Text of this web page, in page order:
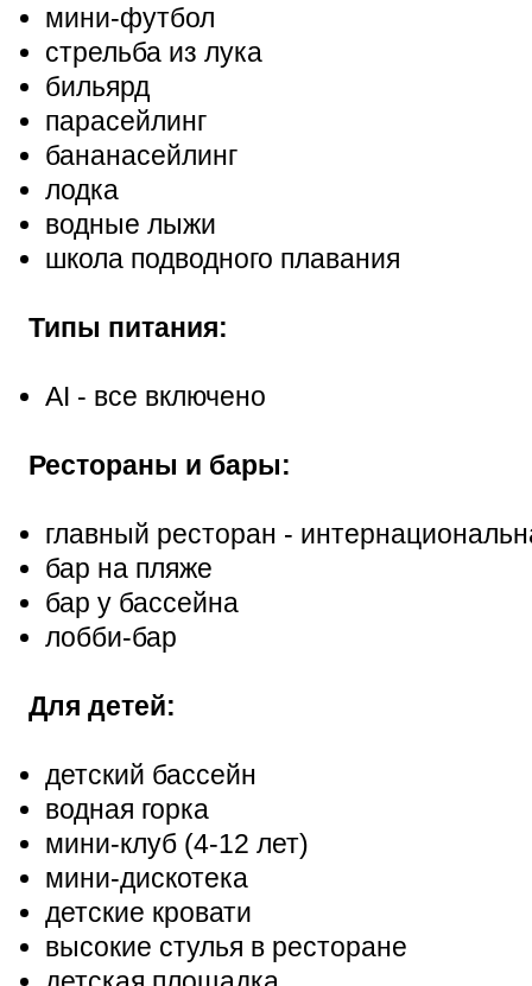
мини-футбол
стрельба из лука
бильярд
парасейлинг
бананасейлинг
лодка
водные лыжи
школа подводного плавания
Типы питания:
АІ - все включено
Рестораны и бары:
главный ресторан -
бар на пляже
бар у бассейна
лобби-бар
Для детей:
детский бассейн
водная горка
мини-клуб (4-12 лет)
мини-дискотека
детские кровати
высокие стулья в ресторане